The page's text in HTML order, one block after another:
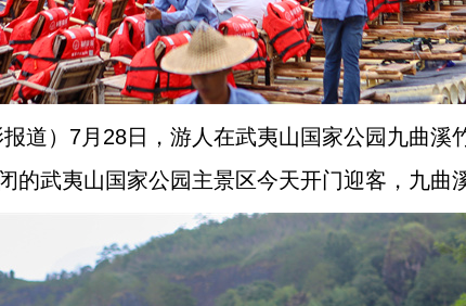
道）7月28日，游人在武夷山国家公园九曲溪
的武夷山国家公园主景区今天开门迎客，九曲